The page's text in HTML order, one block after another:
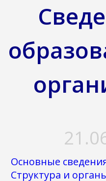
Основные
Структура и